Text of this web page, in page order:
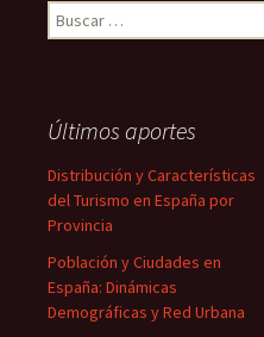
Buscar:
Últimos aportes
Distribución y Características
del Turismo en España por
Provincia
Población y Ciudades en
España: Dinámicas
Demográficas y Red Urbana